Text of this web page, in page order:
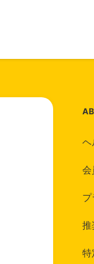
ヘ
会
推
特